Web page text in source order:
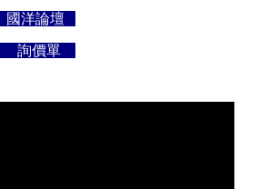
國洋論壇
詢價單